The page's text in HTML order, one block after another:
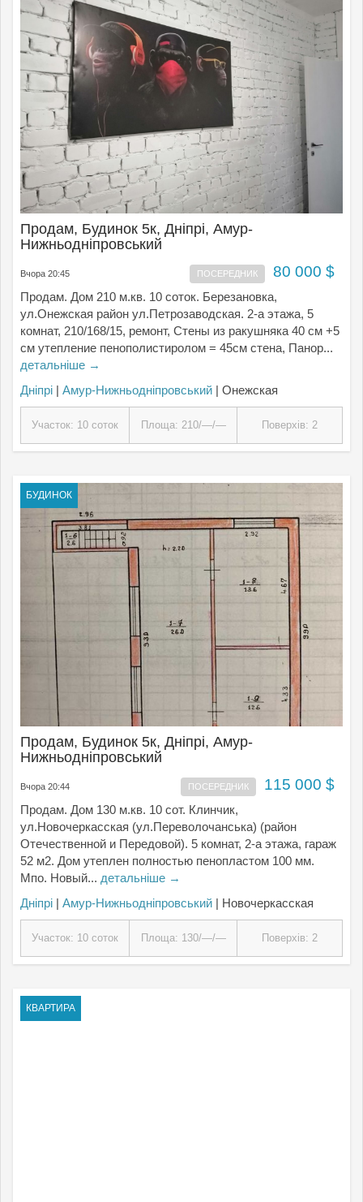
Продам, Будинок 5к, Дніпрі, Амур-
Нижньодніпровський
Вчора 20:45 ПОСЕРЕДНИК 80 000 $
Продам. Дом 210 м.кв. 10 соток. Березановка,
ул.Онежская район ул.Петрозаводская. 2-а этажа, 5
комнат, 210/168/15, ремонт, Стены из ракушняка 40 см +5
см утепление пенополистиролом = 45см стена, Панор...
детальніше →
Дніпрі | Амур-Нижньодніпровський | Онежская
Участок: 10 соток Площа: 210/—/— Поверхів: 2
БУДИНОК
Продам, Будинок 5к, Дніпрі, Амур-
Нижньодніпровський
Вчора 20:44 ПОСЕРЕДНИК 115 000 $
Продам. Дом 130 м.кв. 10 сот. Клинчик,
ул.Новочеркасская (ул.Переволочанська) (район
Отечественной и Передовой). 5 комнат, 2-а этажа, гараж
52 м2. Дом утеплен полностью пенопластом 100 мм.
Мпо. Новый... детальніше →
Дніпрі | Амур-Нижньодніпровський | Новочеркасская
Участок: 10 соток Площа: 130/—/— Поверхів: 2
КВАРТИРА